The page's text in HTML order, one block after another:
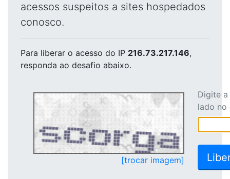
acessos suspeitos a sites hospedados
conosco.
Para liberar o acesso do IP 216.73.217.146,
responda ao desafio abaixo.
[trocar imagem]
Digite
lado no